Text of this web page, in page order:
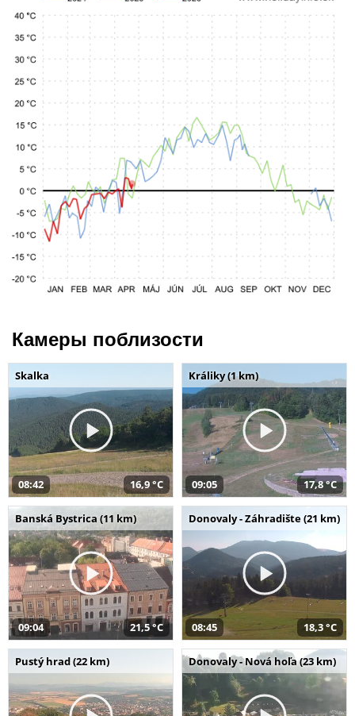
Камеры поблизости
Skalka
08:42 16,9 °C
Králiky (1 km)
09:05 17,8 °C
Banská Bystrica (11 km)
09:04 21,5 °C
Donovaly - Záhradište (21 km)
08:45 18,3 °C
Pustý hrad (22 km) Donovaly - Nová hoľa (23 km)